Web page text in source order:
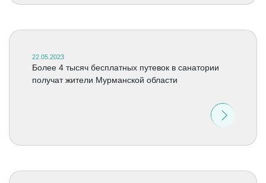
22.05.2023
Более 4 тысяч бесплатных путевок в санатории
получат жители Мурманской области